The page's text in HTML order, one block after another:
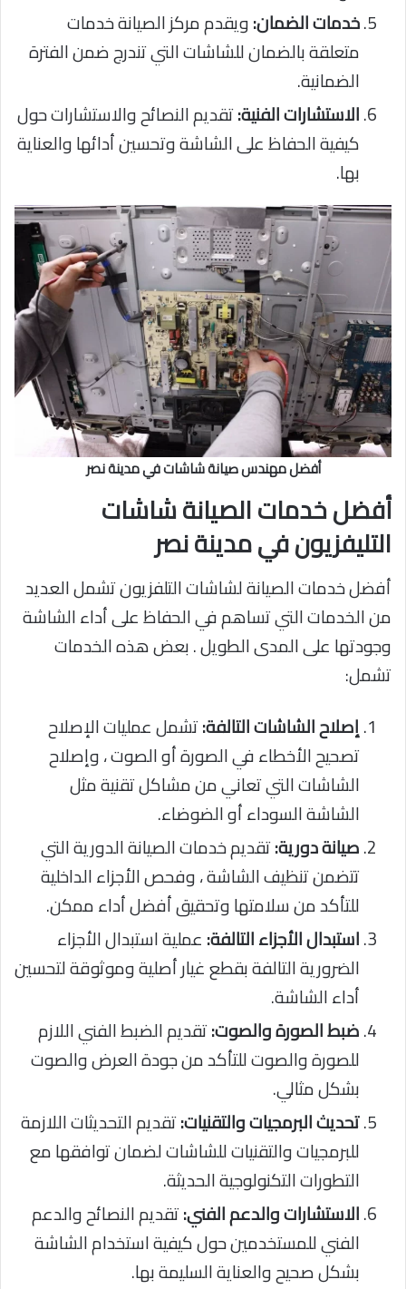
خدمات الضمان:ويقدم مركز الصيانة خدمات
متعلقة بالضمان للشاشات التي تندرج ضمن الفترة
الضمانية.
الاستشارات الفنية:تقديم النصائح والاستشارات حول
كيفية الحفاظ على الشاشة وتحسين أدائها والعناية
بها.
أفضل مهندس صيانة شاشات في مدينة نصر
أفضل خدمات الصيانة شاشات
التليفزيون في مدينة نصر
أفضل خدمات الصيانة لشاشات التلفزيون تشمل العديد
من الخدمات التي تساهم في الحفاظ على أداء الشاشة
وجودتها على المدى الطويل . بعض هذه الخدمات
تشمل:
إصلاح الشاشات التالفة:تشمل عمليات الإصلاح
تصحيح الأخطاء في الصورة أو الصوت ، وإصلاح
الشاشات التي تعاني من مشاكل تقنية مثل
الشاشة السوداء أو الضوضاء.
صيانة دورية:تقديم خدمات الصيانة الدورية التي
تتضمن تنظيف الشاشة ، وفحص الأجزاء الداخلية
للتأكد من سلامتها وتحقيق أفضل أداء ممكن.
استبدال الأجزاء التالفة:عملية استبدال الأجزاء
الضرورية التالفة بقطع غيار أصلية وموثوقة لتحسين
أداء الشاشة.
ضبط الصورة والصوت:تقديم الضبط الفني اللازم
للصورة والصوت للتأكد من جودة العرض والصوت
بشكل مثالي.
تحديث البرمجيات والتقنيات:تقديم التحديثات اللازمة
للبرمجيات والتقنيات للشاشات لضمان توافقها مع
التطورات التكنولوجية الحديثة.
الاستشارات والدعم الفني:تقديم النصائح والدعم
الفني للمستخدمين حول كيفية استخدام الشاشة
بشكل صحيح والعناية السليمة بها.